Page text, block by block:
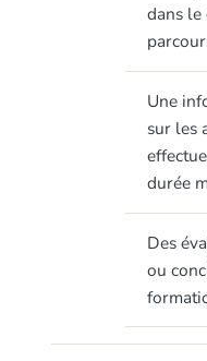
dans le
Une
sur les
durée
Des
ou